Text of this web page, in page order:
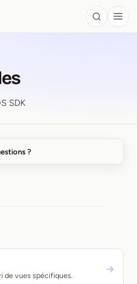
Search
SDK
?
de vues spécifiques.
→